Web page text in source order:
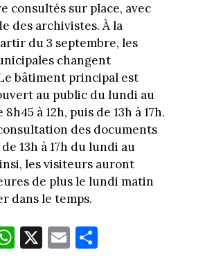
consultés sur place, avec
des archivistes. À la
du 3 septembre, les
changent
bâtiment principal est
au public du lundi au
à 12h, puis de 13h à 17h.
des documents
13h à 17h du lundi au
les visiteurs auront
de plus le lundi matin
dans le temps.
W
ha
X E
m
Pa
rt